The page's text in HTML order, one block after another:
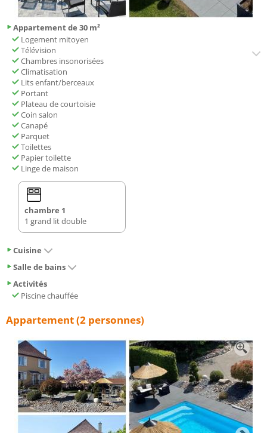
Appartement de 30 m²
Logement mitoyen
Télévision
Chambres insonorisées
Climatisation
Lits enfant/berceaux
Portant
Plateau de courtoisie
Coin salon
Canapé
Parquet
Toilettes
Papier toilette
Linge de maison
chambre 1
1 grand lit double
Cuisine
Salle de bains
Activités
Piscine chauffée
Appartement (2 personnes)